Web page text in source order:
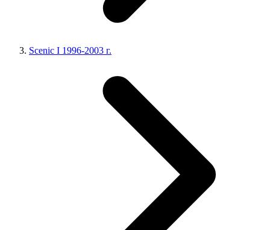
Scenic I 1996-2003 г.